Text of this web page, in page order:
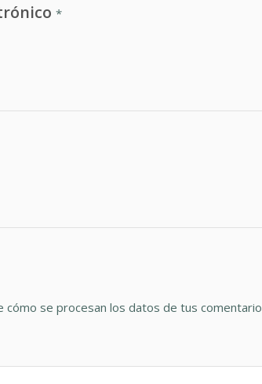
*
cómo se procesan los datos de tus